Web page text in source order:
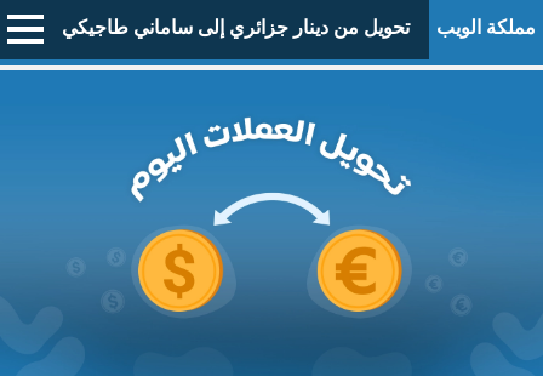
مملكة الويب تحويل من دينار جزائري إلى ساماني طاجيكي